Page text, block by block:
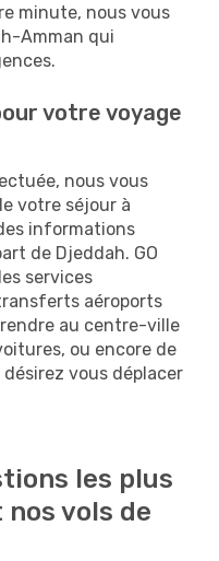
minute, nous vous
Amman qui
votre voyage
nous vous
votre séjour à
informations
de Djeddah. GO
services
aéroports
au centre-ville
ou encore de
vous déplacer
les plus
vols de